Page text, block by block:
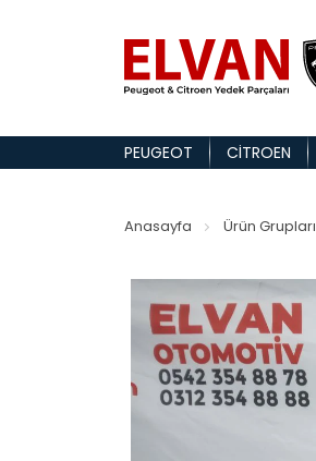
PEUGEOT CITROEN
Anasayfa Ürün Grupları